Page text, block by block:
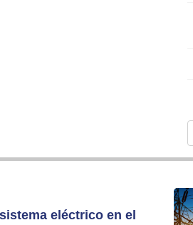
eléctrico en el